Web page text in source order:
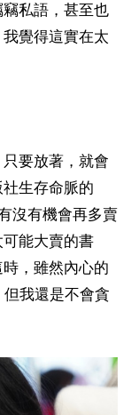
私語，甚至也
覺得這實在太
要放著，就會
生存命脈的
沒有機會再多賣
能大賣的書
，雖然內心的
我還是不會貪